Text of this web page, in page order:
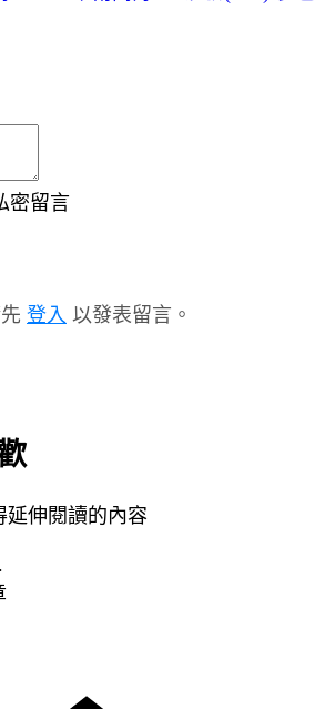
密留言
登入 以發表留言。
延伸閱讀的內容